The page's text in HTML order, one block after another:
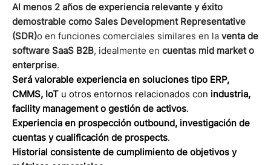
Al menos 2 años de experiencia relevante y éxito
demostrable como Sales Development Representative
(SDR)o en funciones comerciales similares en la venta de
software SaaS B2B, idealmente en cuentas mid market o
enterprise.
Será valorable experiencia en soluciones tipo ERP,
CMMS, IoT u otros entornos relacionados con industria,
facility management o gestión de activos.
Experiencia en prospección outbound, investigación de
cuentas y cualificación de prospects.
Historial consistente de cumplimiento de objetivos y